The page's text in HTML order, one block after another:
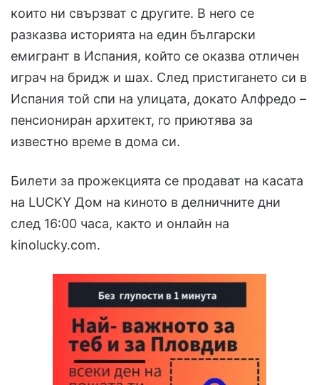
които ни свързват с другите. В него се
разказва историята на един български
емигрант в Испания, който се оказва отличен
играч на бридж и шах. След пристигането си в
Испания той спи на улицата, докато Алфредо –
пенсиониран архитект, го приютява за
известно време в дома си.
Билети за прожекцията се продават на касата
на LUCKY Дом на киното в делничните дни
след 16:00 часа, както и онлайн на
kinolucky.com.